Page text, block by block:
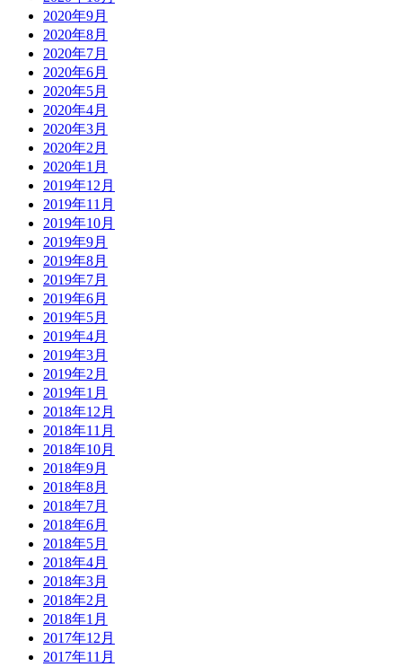
2020年9月
2020年8月
2020年7月
2020年6月
2020年5月
2020年4月
2020年3月
2020年2月
2020年1月
2019年12月
2019年11月
2019年10月
2019年9月
2019年8月
2019年7月
2019年6月
2019年5月
2019年4月
2019年3月
2019年2月
2019年1月
2018年12月
2018年11月
2018年10月
2018年9月
2018年8月
2018年7月
2018年6月
2018年5月
2018年4月
2018年3月
2018年2月
2018年1月
2017年12月
2017年11月